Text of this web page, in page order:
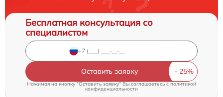
Бесплатная консультация со
специалистом
Оставить заявку
Нажимая на кнопку "Оставить заявку" Вы соглашаетесь cполитикой
конфиденциальности